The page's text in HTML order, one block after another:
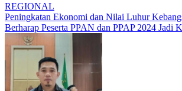
REGIONAL
Peningkatan Ekonomi dan Nilai Luhur
Berharap Peserta PPAN dan PPAP 2024 Jadi